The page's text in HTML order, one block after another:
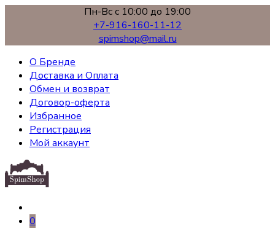
Пн-Вс с 10:00 до 19:00
+7-916-160-11-12
spimshop@mail.ru
О Бренде
Доставка и Оплата
Обмен и возврат
Договор-оферта
Избранное
Регистрация
Мой аккаунт
0